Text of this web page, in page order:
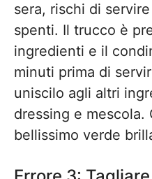
sera, rischi di
spenti. Il trucco è
ingredienti e il
minuti prima di
uniscilo agli altri
dressing e mescola.
bellissimo verde